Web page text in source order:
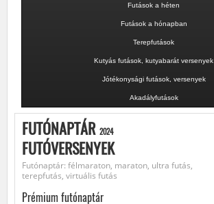
Futások a héten
Futások a hónapban
Terepfutások
Kutyás futások, kutyabarát versenyek
Jótékonysági futások, versenyek
Akadályfutások
FUTÓNAPTÁR 2024
FUTÓVERSENYEK
Futónaptár: félmaraton, maraton, ultra futás,
terepfutás, virtuális futás
Prémium futónaptár